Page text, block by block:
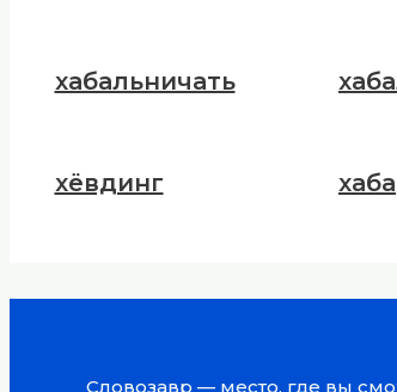
хабальничать
хёвдинг
Словозавр — место, где вы